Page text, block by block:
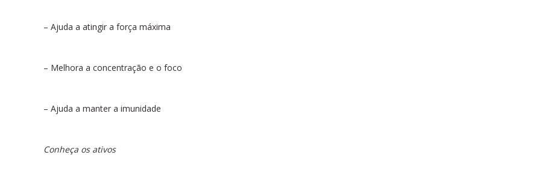
– Ajuda a atingir a força máxima
– Melhora a concentração e o foco
– Ajuda a manter a imunidade
Conheça os ativos